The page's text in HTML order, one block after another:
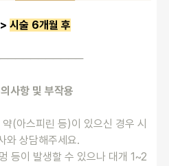
시술 6개월 후
사항 및 부작용
(아스피린 등)이 있으신 경우 시
와 상담해주세요.
등이 발생할 수 있으나 대개 1~2